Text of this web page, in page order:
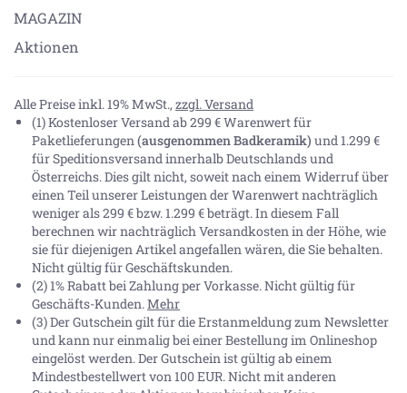
MAGAZIN
Aktionen
Alle Preise inkl. 19% MwSt., zzgl. Versand
(1) Kostenloser Versand ab 299 € Warenwert für
Paketlieferungen(ausgenommen Badkeramik) und 1.299 €
für Speditionsversand innerhalb Deutschlands und
Österreichs. Dies gilt nicht, soweit nach einem Widerruf über
einen Teil unserer Leistungen der Warenwert nachträglich
weniger als 299 € bzw. 1.299 € beträgt. In diesem Fall
berechnen wir nachträglich Versandkosten in der Höhe, wie
sie für diejenigen Artikel angefallen wären, die Sie behalten.
Nicht gültig für Geschäftskunden.
(2) 1% Rabatt bei Zahlung per Vorkasse. Nicht gültig für
Geschäfts-Kunden.Mehr
(3) Der Gutschein gilt für die Erstanmeldung zum Newsletter
und kann nur einmalig bei einer Bestellung im Onlineshop
eingelöst werden. Der Gutschein ist gültig ab einem
Mindestbestellwert von 100 EUR. Nicht mit anderen